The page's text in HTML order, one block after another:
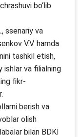
bo‘lib
ssenariy va
V.V. hamda
tashkil etish,
ishlar va filialning
fikr-
berish va
olish
bilan BDKI